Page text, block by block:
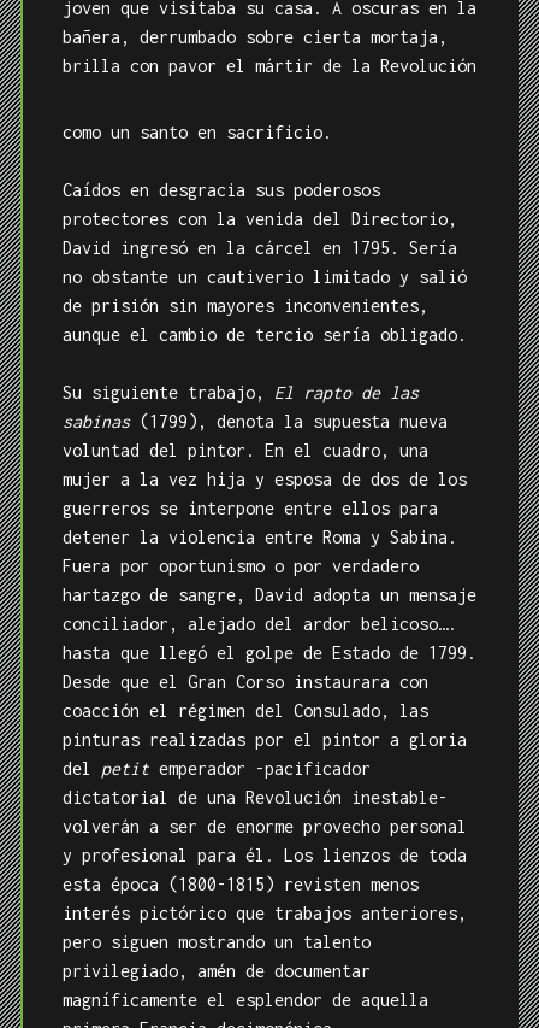
joven que visitaba su casa. A oscuras en la
bañera, derrumbado sobre cierta mortaja,
brilla con pavor el mártir de la Revolución
como un santo en sacrificio.
Caídos en desgracia sus poderosos
protectores con la venida del Directorio,
David ingresó en la cárcel en 1795. Sería
no obstante un cautiverio limitado y salió
de prisión sin mayores inconvenientes,
aunque el cambio de tercio sería obligado.
Su siguiente trabajo, El rapto de las
sabinas(1799), denota la supuesta nueva
voluntad del pintor. En el cuadro, una
mujer a la vez hija y esposa de dos de los
guerreros se interpone entre ellos para
detener la violencia entre Roma y Sabina.
Fuera por oportunismo o por verdadero
hartazgo de sangre, David adopta un mensaje
conciliador, alejado del ardor belicoso….
hasta que llegó el golpe de Estado de 1799.
Desde que el Gran Corso instaurara con
coacción el régimen del Consulado, las
pinturas realizadas por el pintor a gloria
del petitemperador -pacificador
dictatorial de una Revolución inestable-
volverán a ser de enorme provecho personal
y profesional para él. Los lienzos de toda
esta época (1800-1815) revisten menos
interés pictórico que trabajos anteriores,
pero siguen mostrando un talento
privilegiado, amén de documentar
magníficamente el esplendor de aquella